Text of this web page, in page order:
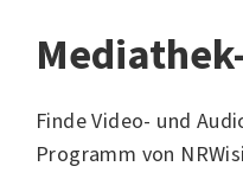
Finde Video- und
Programm von